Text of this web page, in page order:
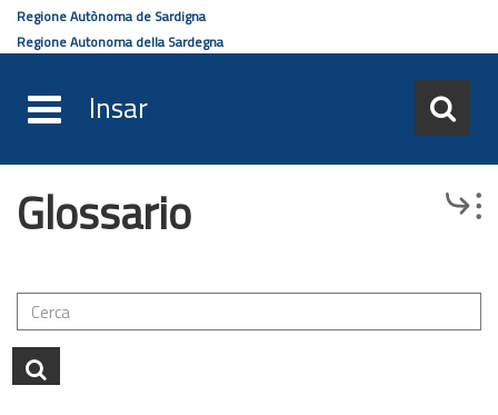
Salta
Regione Autònoma de Sardigna
Regione Autonoma della Sardegna
Insar
Glossario Browse